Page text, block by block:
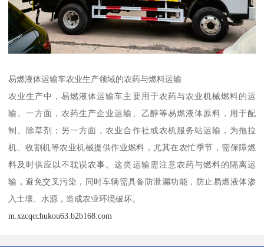
易燃液体运输车农业生产领域的农药与燃料运输​
农业生产中，易燃液体运输车主要用于农药与农业机械燃料的运
输。一方面，农药生产企业运输、乙醇等易燃液体原料，用于配
制、除草剂；另一方面，农业合作社或农机服务站运输，为拖拉
机、收割机等农业机械提供作业燃料，尤其在农忙季节，需保障燃
料及时供应以不耽误农事。这类运输需注意农药与燃料的隔离运
输，避免交叉污染，同时车辆需具备防泄漏功能，防止易燃液体渗
入土壤、水源，造成农业环境破坏。​
m.xzcqcchukou63.b2b168.com